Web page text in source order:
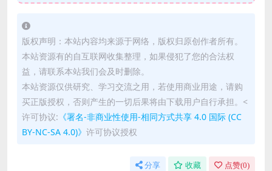
版权声明：本站内容均来源于网络，版权归原创作者所有。
本站资源有的自互联网收集整理，如果侵犯了您的合法权
益，请联系本站我们会及时删除。
本站资源仅供研究、学习交流之用，若使用商业用途，请购
买正版授权，否则产生的一切后果将由下载用户自行承担。<
许可协议: 《署名-非商业性使用-相同方式共享 4.0 国际 (CC
BY-NC-SA 4.0)》 许可协议授权
分享 收藏 点赞(0)